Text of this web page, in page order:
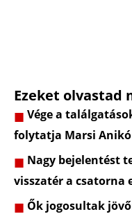
Ezeket olvastad
Vége a
folytatja Marsi Anikó
Nagy bejelentést
visszatér a csatorna
Ők jogosultak